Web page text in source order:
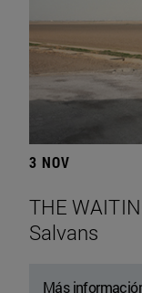
3 NOV
THE
Salvans
Más